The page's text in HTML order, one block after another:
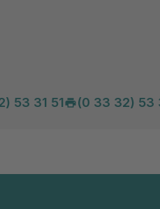
53 31 51 (0 33 32) 53